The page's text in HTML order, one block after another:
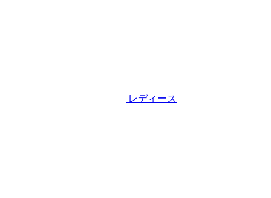
レディース